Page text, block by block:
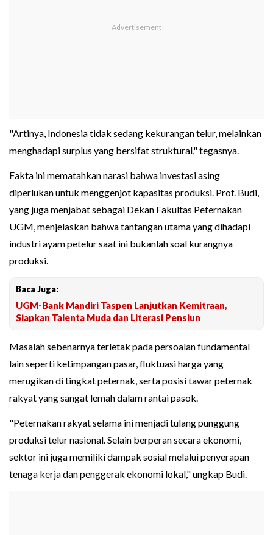
"Artinya, Indonesia tidak sedang kekurangan telur, melainkan
menghadapi surplus yang bersifat struktural," tegasnya.
Fakta ini mematahkan narasi bahwa investasi asing
diperlukan untuk menggenjot kapasitas produksi. Prof. Budi,
yang juga menjabat sebagai Dekan Fakultas Peternakan
UGM, menjelaskan bahwa tantangan utama yang dihadapi
industri ayam petelur saat ini bukanlah soal kurangnya
produksi.
Baca Juga:
UGM-Bank Mandiri Taspen Lanjutkan Kemitraan,
Siapkan Talenta Muda dan Literasi Pensiun
Masalah sebenarnya terletak pada persoalan fundamental
lain seperti ketimpangan pasar, fluktuasi harga yang
merugikan di tingkat peternak, serta posisi tawar peternak
rakyat yang sangat lemah dalam rantai pasok.
"Peternakan rakyat selama ini menjadi tulang punggung
produksi telur nasional. Selain berperan secara ekonomi,
sektor ini juga memiliki dampak sosial melalui penyerapan
tenaga kerja dan penggerak ekonomi lokal," ungkap Budi.